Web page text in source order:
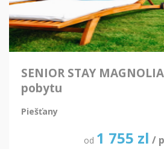
SENIOR STAY
pobytu
Piešťany
od 1 755 zl /